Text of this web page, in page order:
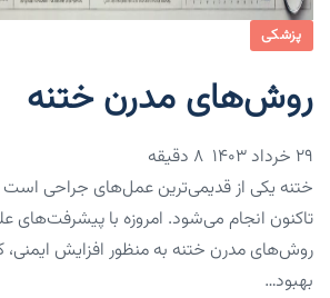
پزشکی
روش‌های مدرن ختنه
۲۹ خرداد ۱۴۰۳
ختنه یکی از قدیمی‌ترین عمل‌های جراحی است
تاکنون انجام می‌شود. امروزه با پیشرفت‌های
روش‌های مدرن ختنه به منظور افزایش
بهبود…